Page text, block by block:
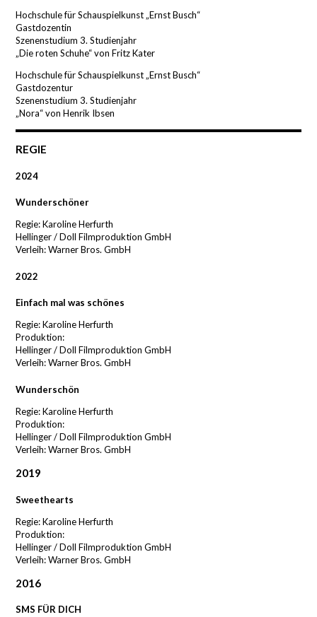
Hochschule für Schauspielkunst „Ernst Busch“
Gastdozentin
Szenenstudium 3. Studienjahr
„Die roten Schuhe“ von Fritz Kater
Hochschule für Schauspielkunst „Ernst Busch“
Gastdozentur
Szenenstudium 3. Studienjahr
„Nora“ von Henrik Ibsen
REGIE
2024
Wunderschöner
Regie: Karoline Herfurth
Hellinger / Doll Filmproduktion GmbH
Verleih: Warner Bros. GmbH
2022
Einfach mal was schönes
Regie: Karoline Herfurth
Produktion:
Hellinger / Doll Filmproduktion GmbH
Verleih: Warner Bros. GmbH
Wunderschön
Regie: Karoline Herfurth
Produktion:
Hellinger / Doll Filmproduktion GmbH
Verleih: Warner Bros. GmbH
2019
Sweethearts
Regie: Karoline Herfurth
Produktion:
Hellinger / Doll Filmproduktion GmbH
Verleih: Warner Bros. GmbH
2016
SMS FÜR DICH